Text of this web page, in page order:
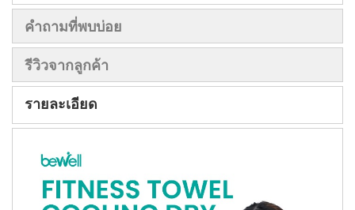
คำถามที่พบบ่อย
รีวิวจากลูกค้า
รายละเอียด